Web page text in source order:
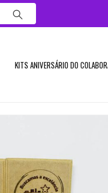
KITS ANIVERSÁRIO DO